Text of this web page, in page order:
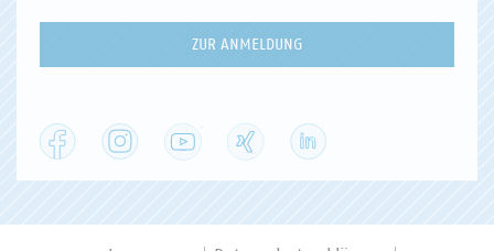
ZUR ANMELDUNG
Facebook Instagram YouTube